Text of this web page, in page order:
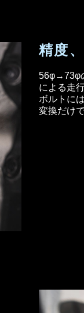
精度
56φ→73φ
による走
ボルトに
変換だけ